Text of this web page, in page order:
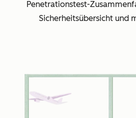
Penetrationstest-
Sicherheitsübersicht und